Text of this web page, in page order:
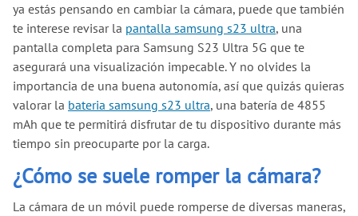
ya estás pensando en cambiar la cámara, puede que también
te interese revisar la pantalla samsung s23 ultra, una
pantalla completa para Samsung S23 Ultra 5G que te
asegurará una visualización impecable. Y no olvides la
importancia de una buena autonomía, así que quizás quieras
valorar la bateria samsung s23 ultra, una batería de 4855
mAh que te permitirá disfrutar de tu dispositivo durante más
tiempo sin preocuparte por la carga.
¿Cómo se suele romper la cámara?
La cámara de un móvil puede romperse de diversas maneras,